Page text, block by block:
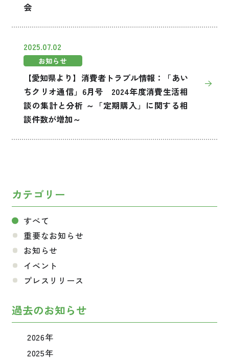
カテゴリー
すべて
重要なお知らせ
お知らせ
イベント
プレスリリース
過去のお知らせ
2026年
2025年
会
2025.07.02
お知らせ
【愛知県より】消費者トラブル情報：「あい
ちクリオ通信」6月号 2024年度消費生活相
談の集計と分析 ～「定期購入」に関する相
談件数が増加～